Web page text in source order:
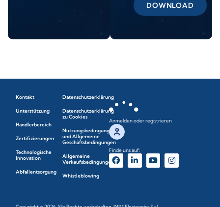
DOWNLOAD
Kontakt
Unterstützung
Händlerbereich
Zertifizierungen
Technologische
Innovation
Abfallentsorgung
Datenschutzerklärung
Datenschutzerklärung
zu Cookies
Nutzungsbedingungen
und Allgemeine
Geschäftsbedingungen
Allgemeine
Verkaufsbedingungen
Whistleblowing
Anmelden oder registrieren
Finde uns auf: